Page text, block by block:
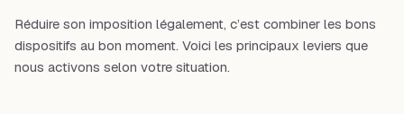
Réduire son imposition légalement, c’est combiner les bons
dispositifs au bon moment. Voici les principaux leviers que
nous activons selon votre situation.